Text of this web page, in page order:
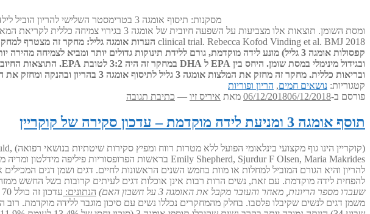
clinical trial. Rebecca Kofod Vinding et al. BMJ 2018 הערות אומגה גליל:
קפסולות אומגה 3 גליל) מונע לידה מוקדמת, גורם ללידת תינוקות גדולים יותר ומביא לצמיחה מהירה יותר של התינוק והפעוט עד גיל 6.
ובגידול מינימלי במסת שומן. היחס בין EPA ל DHA במחקר זה היה 3:2 לטובת EPA.
ובריאות כללית. מחקר זה מחזק את המלצות אומגה 3 גליל לתיסוף אומגה 3 בהריון ובהנקה ומחזק את ההמלצה לצרוך אומגה 3 ביחס של 2:1 עד 3:2 לטובת EPA.
קטגוריות: נושאים חמים, הריון ופוריות
פורסם ב-
06/12/201806/12/2018 מאת איריס זיו — כתיבת תגובה
תוסף אומגה 3 ומניעת לידה מוקדמת – עדכון סקירה של קוקריין
(קוקריין הינו גוף מקצועי בינלאומי הפועל ללא מטרות רווח ומפיץ סקירות שיטתיות בנושאי רפואה)
Emily Shepherd, Sjurdur F Olsen, Maria Makrides בראשות הפרופסוריות פיליפה מידלטון ומריה מרקידס ממכון המחקר לרפואה ובריאות האם והילד של דרום אוסטרליה
להפחית לידה מוקדמת. עם זאת, נשים הרות רבות אינן אוכלות דגים לעיתים קרובות בשל החשש
שעברו מספר הריונות, מאחר והעובר מקבל את האומגה 3 על חשבון האם)
הנתונים:
משמן דגים לנשים שקיבלו פלסבו. בחלק מהמחקרים נכללו נשים עם סיכון מוגבר ללידה מוקדמת.